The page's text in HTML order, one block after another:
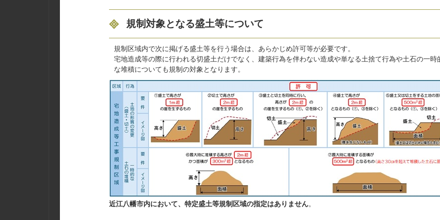
規制対象となる盛土等について
規制区域内で次に掲げる盛土等を行う場合は、あらかじめ許可等が必要です。
宅地造成等の際に行われる切盛土だけでなく、建築行為を伴わない造成や単なる土捨て行為や土石の一時
な堆積についても規制の対象となります。
近江八幡市内において、特定盛土等規制区域の指定はありません。